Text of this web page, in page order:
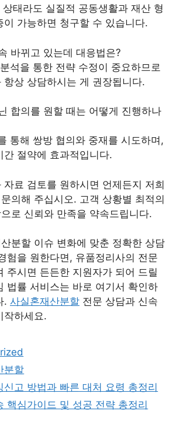
태라도 실질적 공동생활과 재산 형
이 가능하면 청구할 수 있습니다.
바뀌고 있는데 대응법은?
석을 통한 전략 수정이 중요하므로
항상 상담하시는 게 권장됩니다.
합의를 원할 때는 어떻게 진행하나
통해 쌍방 협의와 중재를 시도하며,
간 절약에 효과적입니다.
자료 검토를 원하시면 언제든지 저희
의해 주십시오. 고객 상황별 최적의
로 신뢰와 만족을 약속드립니다.
분할 이슈 변화에 맞춘 정확한 상담
험을 원한다면, 유품정리사의 전문
주시면 든든한 지원자가 되어 드릴
법률 서비스는 바로 여기서 확인하
. 사실혼재산분할 전문 상담과 신속
작하세요.
분할
신고 방법과 빠른 대처 요령 총정리
핵심가이드 및 성공 전략 총정리